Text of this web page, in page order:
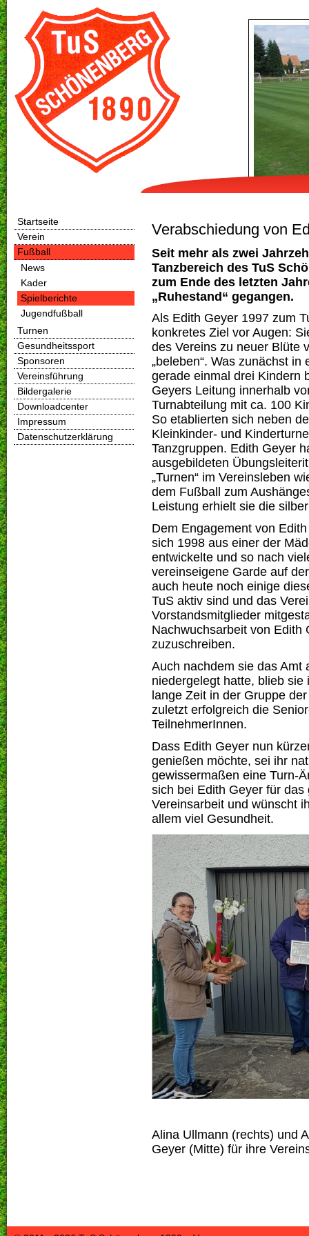
Startseite
Verein
Fußball
News
Kader
Spielberichte
Jugendfußball
Turnen
Gesundheitssport
Sponsoren
Vereinsführung
Bildergalerie
Downloadcenter
Impressum
Datenschutzerklärung
Verabschiedung von
Seit mehr als zwei
Tanzbereich des TuS
zum Ende des letzten
„Ruhestand“ gegangen.
Als Edith Geyer 1997 zum
konkretes Ziel vor Augen:
des Vereins zu neuer Blüte
„beleben“. Was zunächst
gerade einmal drei Kindern
Geyers Leitung innerhalb
Turnabteilung mit ca. 100
So etablierten sich neben
Kleinkinder- und
Tanzgruppen. Edith Geyer
ausgebildeten
„Turnen“ im Vereinsleben
dem Fußball zum
Leistung erhielt sie die
Dem Engagement von
sich 1998 aus einer der
entwickelte und so nach
vereinseigene Garde auf
auch heute noch einige
TuS aktiv sind und das
Vorstandsmitglieder
Nachwuchsarbeit von Edith
zuzuschreiben.
Auch nachdem sie das Amt
niedergelegt hatte, blieb
lange Zeit in der Gruppe
zuletzt erfolgreich die
TeilnehmerInnen.
Dass Edith Geyer nun
genießen möchte, sei ihr
gewissermaßen eine Turn-
sich bei Edith Geyer für
Vereinsarbeit und wünscht
allem viel Gesundheit.
Alina Ullmann (rechts) und
Geyer (Mitte) für ihre